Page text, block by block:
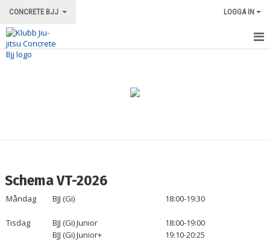
CONCRETE BJJ LOGGA IN
HEM
Schema VT-2026
Måndag BJJ (Gi) 18:00-19:30
Tisdag BJJ (Gi) Junior
18:00-19:00
BJJ (Gi) Junior+
19:10-20:25